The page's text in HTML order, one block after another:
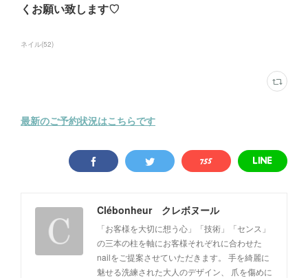
くお願い致します♡
ネイル(52)
最新のご予約状況はこちらです
Clébonheur クレボヌール
「お客様を大切に想う心」「技術」「センス」
の三本の柱を軸にお客様それぞれに合わせた
nailをご提案させていただきます。 手を綺麗に
魅せる洗練された大人のデザイン、 爪を傷めに